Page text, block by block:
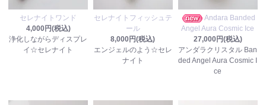
セレナイトワンド
4,000円(税込)
浄化しながらディスプレ
イ☆セレナイト
セレナイトフィッシュテ
ール
8,000円(税込)
エンジェルのよう☆セレ
ナイト
Andara Banded
Angel Aura Cosmic Ice
27,000円(税込)
アンダラクリスタル Ban
ded Angel Aura Cosmic I
ce